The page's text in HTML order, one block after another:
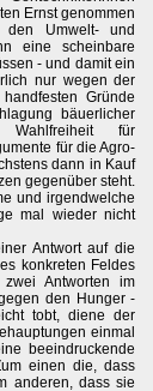
Ernst genommen
Umwelt- und
eine scheinbare
- und damit ein
nur wegen der
Gründe
bäuerlicher
Wahlfreiheit für
für die Agro-
dann in Kauf
gegenüber steht.
und irgendwelche
mal wieder nicht
Antwort auf die
konkreten Feldes
Antworten im
den Hunger -
tobt, diene der
einmal
beeindruckende
einen die, dass
anderen, dass sie